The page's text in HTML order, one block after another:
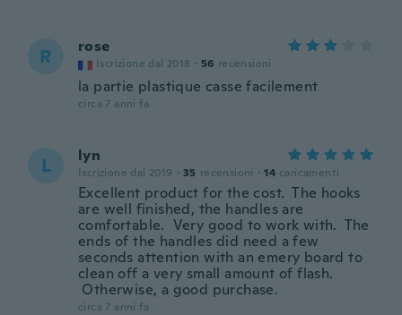
R rose
Iscrizione dal 2018 · 56 recensioni
la partie plastique casse facilement
circa 7 anni fa
L lyn
Iscrizione dal 2019 · 35 recensioni · 14 caricamenti
Excellent product for the cost. The hooks
are well finished, the handles are
comfortable. Very good to work with. The
ends of the handles did need a few
seconds attention with an emery board to
clean off a very small amount of flash.
Otherwise, a good purchase.
circa 7 anni fa